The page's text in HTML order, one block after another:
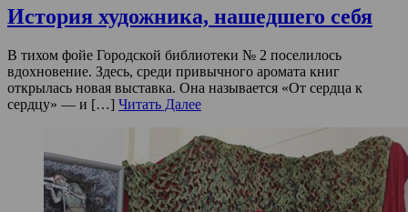
История художника, нашедшего себя
В тихом фойе Городской библиотеки № 2 поселилось
вдохновение. Здесь, среди привычного аромата книг
открылась новая выставка. Она называется «От сердца к
сердцу» — и […] Читать Далее